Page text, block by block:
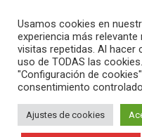
Usamos cookies en
experiencia más
visitas repetidas. Al hacer
uso de TODAS las
"Configuración de
consentimiento
Ajustes de cookies